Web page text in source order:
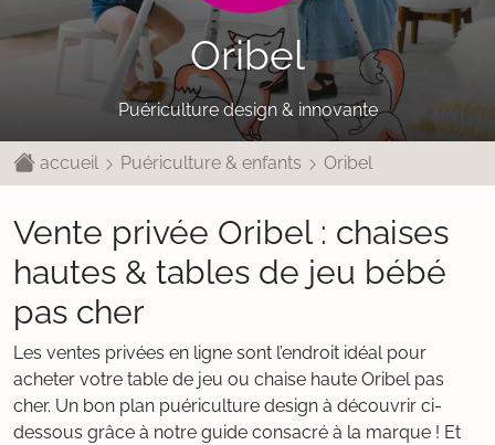
Oribel
Puériculture design & innovante
accueil Puériculture & enfants Oribel
Vente privée Oribel : chaises
hautes & tables de jeu bébé
pas cher
Les ventes privées en ligne sont l’endroit idéal pour
acheter votre table de jeu ou chaise haute Oribel pas
cher. Un bon plan puériculture design à découvrir ci-
dessous grâce à notre guide consacré à la marque ! Et